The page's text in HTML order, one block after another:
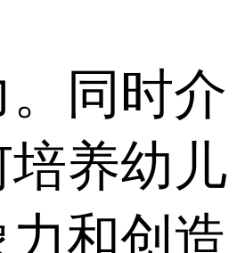
同时介
养幼儿
和创造